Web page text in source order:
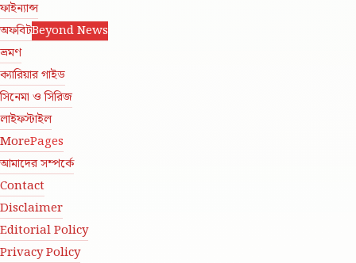
ফাইন্যান্স
অফবিটBeyond News
ভ্রমণ
ক্যারিয়ার গাইড
সিনেমা ও সিরিজ
লাইফস্টাইল
MorePages
আমাদের সম্পর্কে
Contact
Disclaimer
Editorial Policy
Privacy Policy